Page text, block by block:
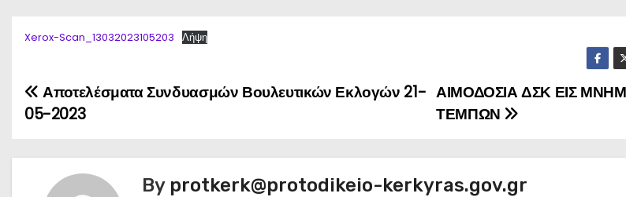
Xerox-Scan_13032023105203 Λήψη
Π
ο
ΑΙΜΟΔΟΣΙΑ ΔΣΚ ΕΙΣ
ΤΕΜΠΩΝ
Αποτελέσματα Συνδυασμών Βουλευτικών Εκλογών 21-
05-2023
By protkerk@protodikeio-kerkyras.gov.gr